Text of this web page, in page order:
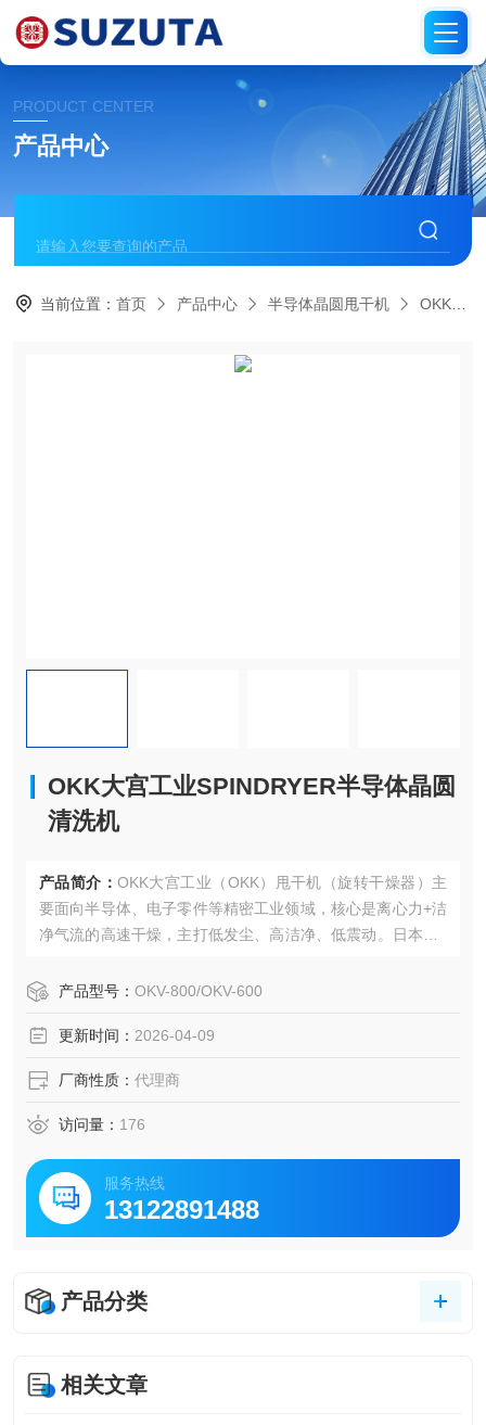
PRODUCT CENTER
产品中心
当前位置：首页 产品中心 半导体晶圆甩干机 OKK大宫工业
OKK大宫工业SPINDRYER半导体晶圆
清洗机
产品简介： OKK大宫工业（OKK）甩干机（旋转干燥器）主
要面向半导体、电子零件等精密工业领域，核心是离心力+洁
净气流的高速干燥，主打低发尘、高洁净、低震动。日本SPI
INDRYER半导体晶圆清洗机
产品型号： OKV-800/OKV-600
更新时间： 2026-04-09
厂商性质： 代理商
访问量： 176
服务热线
13122891488
产品分类
相关文章